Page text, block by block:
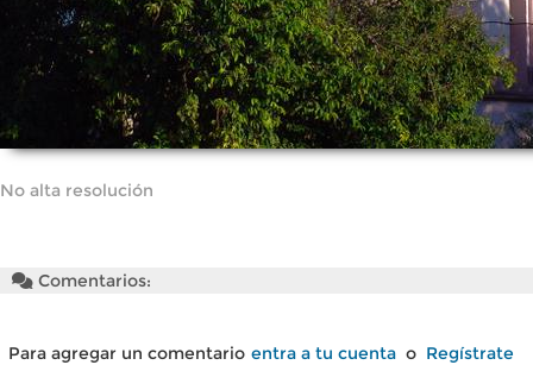
No alta resolución
Comentarios:
Para agregar un comentario entra a tu cuenta o Regístrate